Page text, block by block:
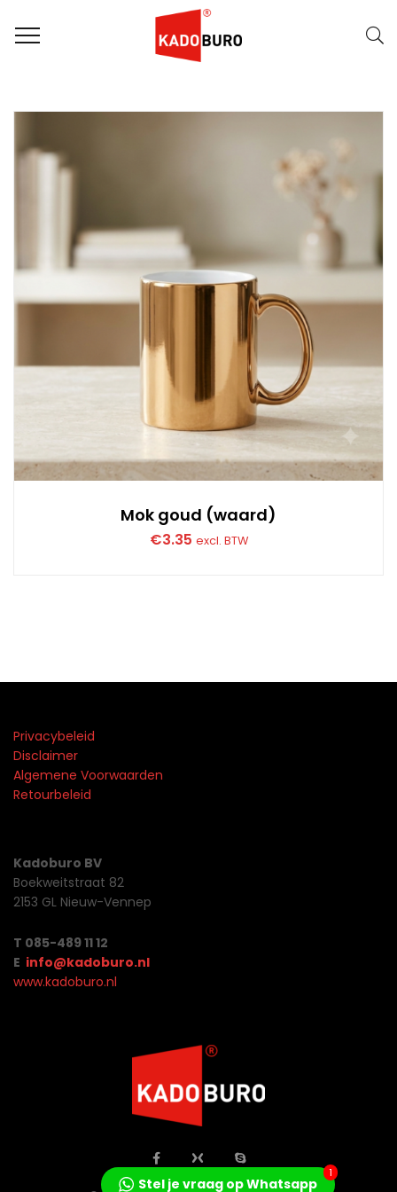
Naam (A-Z) FILTER
Mok goud (waard)
€3.35 excl. BTW
Privacybeleid
Disclaimer
Algemene Voorwaarden
Retourbeleid
Kadoburo BV
Boekweitstraat 82
2153 GL Nieuw-Vennep
T 085-489 11 12
E info@kadoburo.nl
www.kadoburo.nl
Stel je vraag op Whatsapp
1